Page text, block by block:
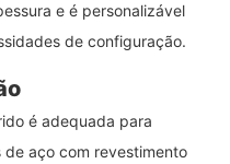
e é personalizável
de configuração.
é adequada para
aço com revestimento